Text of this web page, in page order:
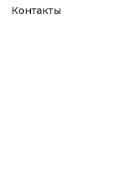
Контакты